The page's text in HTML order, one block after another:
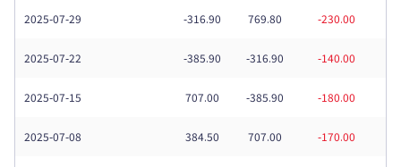
2025-07-29 -316.90 769.80 -230.00
2025-07-22 -385.90 -316.90 -140.00
2025-07-15 707.00 -385.90 -180.00
2025-07-08 384.50 707.00 -170.00